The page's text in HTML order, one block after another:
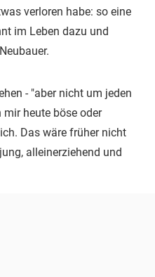
verloren habe: so eine
im Leben dazu und
- "aber nicht um jeden
mir heute böse oder
Das wäre früher nicht
alleinerziehend und